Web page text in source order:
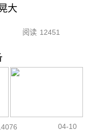
大
阅读 12451
04-10